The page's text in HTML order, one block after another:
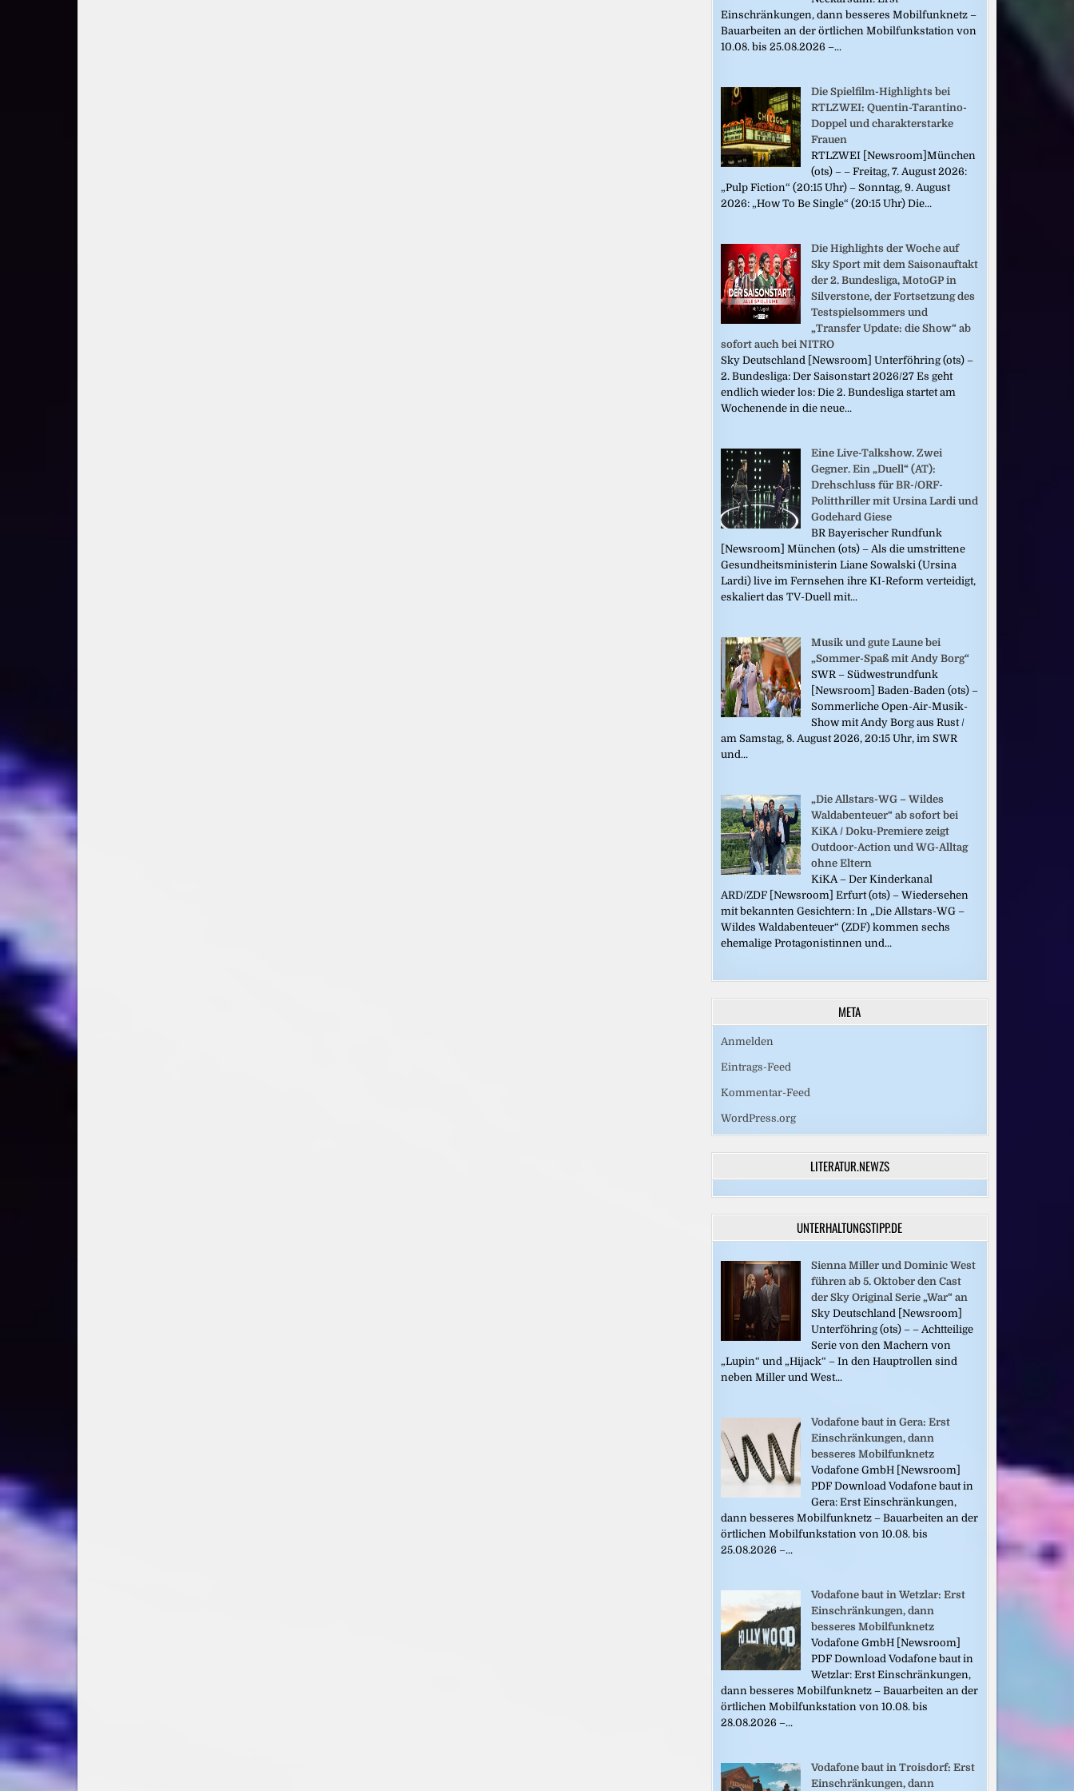
Einschränkungen, dann besseres Mobilfunknetz –
Bauarbeiten an der örtlichen Mobilfunkstation von
10.08. bis 25.08.2026 –...
Die Spielfilm-Highlights bei
RTLZWEI: Quentin-Tarantino-
Doppel und charakterstarke
Frauen
RTLZWEI [Newsroom]München
(ots) – – Freitag, 7. August 2026:
„Pulp Fiction“ (20:15 Uhr) – Sonntag, 9. August
2026: „How To Be Single“ (20:15 Uhr) Die...
Die Highlights der Woche auf
Sky Sport mit dem Saisonauftakt
der 2. Bundesliga, MotoGP in
Silverstone, der Fortsetzung des
Testspielsommers und
„Transfer Update: die Show“ ab
sofort auch bei NITRO
Sky Deutschland [Newsroom] Unterföhring (ots) –
2. Bundesliga: Der Saisonstart 2026/27 Es geht
endlich wieder los: Die 2. Bundesliga startet am
Wochenende in die neue...
Eine Live-Talkshow. Zwei
Gegner. Ein „Duell“ (AT):
Drehschluss für BR-/ORF-
Politthriller mit Ursina Lardi und
Godehard Giese
BR Bayerischer Rundfunk
[Newsroom] München (ots) – Als die umstrittene
Gesundheitsministerin Liane Sowalski (Ursina
Lardi) live im Fernsehen ihre KI-Reform verteidigt,
eskaliert das TV-Duell mit...
Musik und gute Laune bei
„Sommer-Spaß mit Andy Borg“
SWR – Südwestrundfunk
[Newsroom] Baden-Baden (ots) –
Sommerliche Open-Air-Musik-
Show mit Andy Borg aus Rust /
am Samstag, 8. August 2026, 20:15 Uhr, im SWR
und...
„Die Allstars-WG – Wildes
Waldabenteuer“ ab sofort bei
KiKA / Doku-Premiere zeigt
Outdoor-Action und WG-Alltag
ohne Eltern
KiKA – Der Kinderkanal
ARD/ZDF [Newsroom] Erfurt (ots) – Wiedersehen
mit bekannten Gesichtern: In „Die Allstars-WG –
Wildes Waldabenteuer“ (ZDF) kommen sechs
ehemalige Protagonistinnen und...
META
Anmelden
Eintrags-Feed
Kommentar-Feed
WordPress.org
LITERATUR.NEWZS
UNTERHALTUNGSTIPP.DE
Sienna Miller und Dominic West
führen ab 5. Oktober den Cast
der Sky Original Serie „War“ an
Sky Deutschland [Newsroom]
Unterföhring (ots) – – Achtteilige
Serie von den Machern von
„Lupin“ und „Hijack“ – In den Hauptrollen sind
neben Miller und West...
Vodafone baut in Gera: Erst
Einschränkungen, dann
besseres Mobilfunknetz
Vodafone GmbH [Newsroom]
PDF Download Vodafone baut in
Gera: Erst Einschränkungen,
dann besseres Mobilfunknetz – Bauarbeiten an der
örtlichen Mobilfunkstation von 10.08. bis
25.08.2026 –...
Vodafone baut in Wetzlar: Erst
Einschränkungen, dann
besseres Mobilfunknetz
Vodafone GmbH [Newsroom]
PDF Download Vodafone baut in
Wetzlar: Erst Einschränkungen,
dann besseres Mobilfunknetz – Bauarbeiten an der
örtlichen Mobilfunkstation von 10.08. bis
28.08.2026 –...
Vodafone baut in Troisdorf: Erst
Einschränkungen, dann